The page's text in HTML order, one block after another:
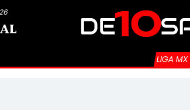
LIGA MX